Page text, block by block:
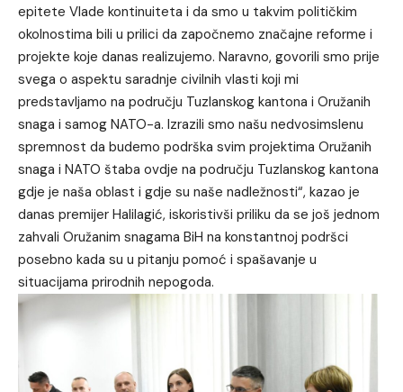
epitete Vlade kontinuiteta i da smo u takvim političkim
okolnostima bili u prilici da započnemo značajne reforme i
projekte koje danas realizujemo. Naravno, govorili smo prije
svega o aspektu saradnje civilnih vlasti koji mi
predstavljamo na području Tuzlanskog kantona i Oružanih
snaga i samog NATO-a. Izrazili smo našu nedvosimslenu
spremnost da budemo podrška svim projektima Oružanih
snaga i NATO štaba ovdje na području Tuzlanskog kantona
gdje je naša oblast i gdje su naše nadležnosti“, kazao je
danas premijer Halilagić, iskoristivši priliku da se još jednom
zahvali Oružanim snagama BiH na konstantnoj podršci
posebno kada su u pitanju pomoć i spašavanje u
situacijama prirodnih nepogoda.